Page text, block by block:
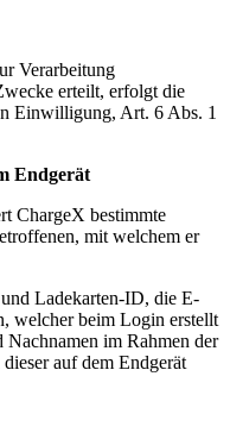
Verarbeitung
erteilt, erfolgt die
Einwilligung, Art. 6 Abs. 1
Endgerät
ChargeX bestimmte
mit welchem er
Ladekarten-ID, die E-
welcher beim Login erstellt
im Rahmen der
auf dem Endgerät